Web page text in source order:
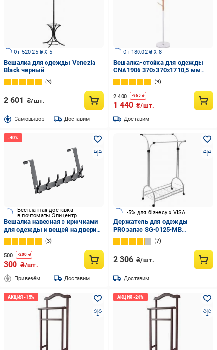
От 520.25 ₴ X 5
Вешалка для одежды Venezia
Black черный
3
2 601 ₴/шт.
Cамовывоз Доставим
От 180.02 ₴ X 8
Вешалка-стойка для одежды
CNA1906 370х370х1710,5 мм
белый/бук
3
2 400 -960₴
1 440 ₴/шт.
Доставим
Бесплатная доставка
в почтоматы Эпицентр
Вешалка навесная с крючками
для одежды и вещей на двери
12в1 Серый (VGDVRI-BLK-1333)
3
500 -200 ₴
300 ₴/шт.
Привезём Доставим
-5% для бізнесу з VISA
Держатель для одежды
PROзапас SG-0125-MB
1010x560x1850 мм двойной
хром
7
2 306 ₴/шт.
Доставим